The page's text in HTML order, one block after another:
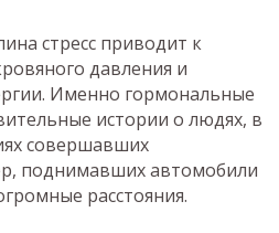
стресс приводит к
давления и
Именно гормональные
истории о людях, в
совершавших
поднимавших автомобили
расстояния.